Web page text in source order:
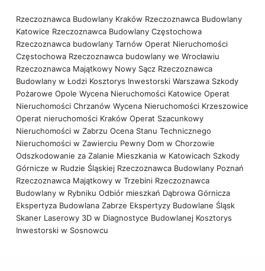
Rzeczoznawca Budowlany Kraków Rzeczoznawca Budowlany
Katowice Rzeczoznawca Budowlany Częstochowa
Rzeczoznawca budowlany Tarnów Operat Nieruchomości
Częstochowa Rzeczoznawca budowlany we Wrocławiu
Rzeczoznawca Majątkowy Nowy Sącz Rzeczoznawca
Budowlany w Łodzi Kosztorys Inwestorski Warszawa Szkody
Pożarowe Opole Wycena Nieruchomości Katowice Operat
Nieruchomości Chrzanów Wycena Nieruchomości Krzeszowice
Operat nieruchomości Kraków Operat Szacunkowy
Nieruchomości w Zabrzu Ocena Stanu Technicznego
Nieruchomości w Zawierciu Pewny Dom w Chorzowie
Odszkodowanie za Zalanie Mieszkania w Katowicach Szkody
Górnicze w Rudzie Śląskiej Rzeczoznawca Budowlany Poznań
Rzeczoznawca Majątkowy w Trzebini Rzeczoznawca
Budowlany w Rybniku Odbiór mieszkań Dąbrowa Górnicza
Ekspertyza Budowlana Zabrze Ekspertyzy Budowlane Śląsk
Skaner Laserowy 3D w Diagnostyce Budowlanej Kosztorys
Inwestorski w Sosnowcu